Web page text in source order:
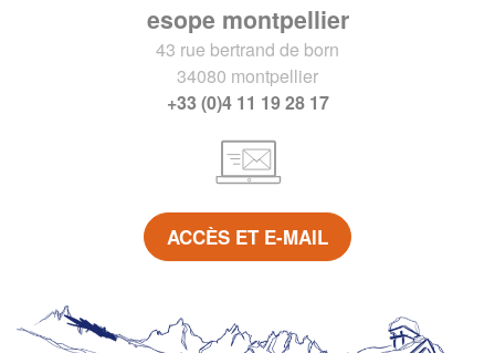
esope montpellier
43 rue bertrand de born
34080 montpellier
+33 (0)4 11 19 28 17
ACCÈS ET E-MAIL